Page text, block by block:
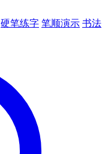
硬笔练字 笔顺演示 书法